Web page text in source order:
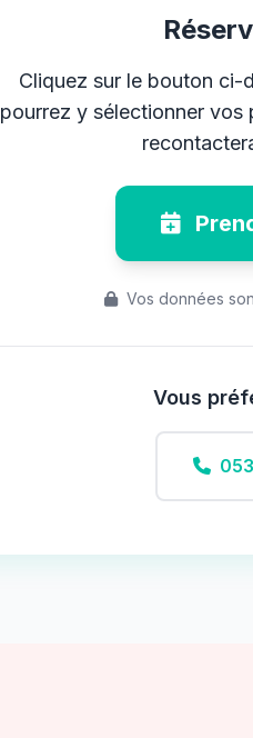
Cliquez sur le bouton ci-
pourrez y sélectionner vos
Vos données
Vous